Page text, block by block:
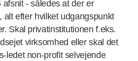
afsnit - således at der er
efter hvilket udgangspunkt
Skal privatinstitutionen f.eks.
virksomhed eller skal det
ledet non-profit selvejende